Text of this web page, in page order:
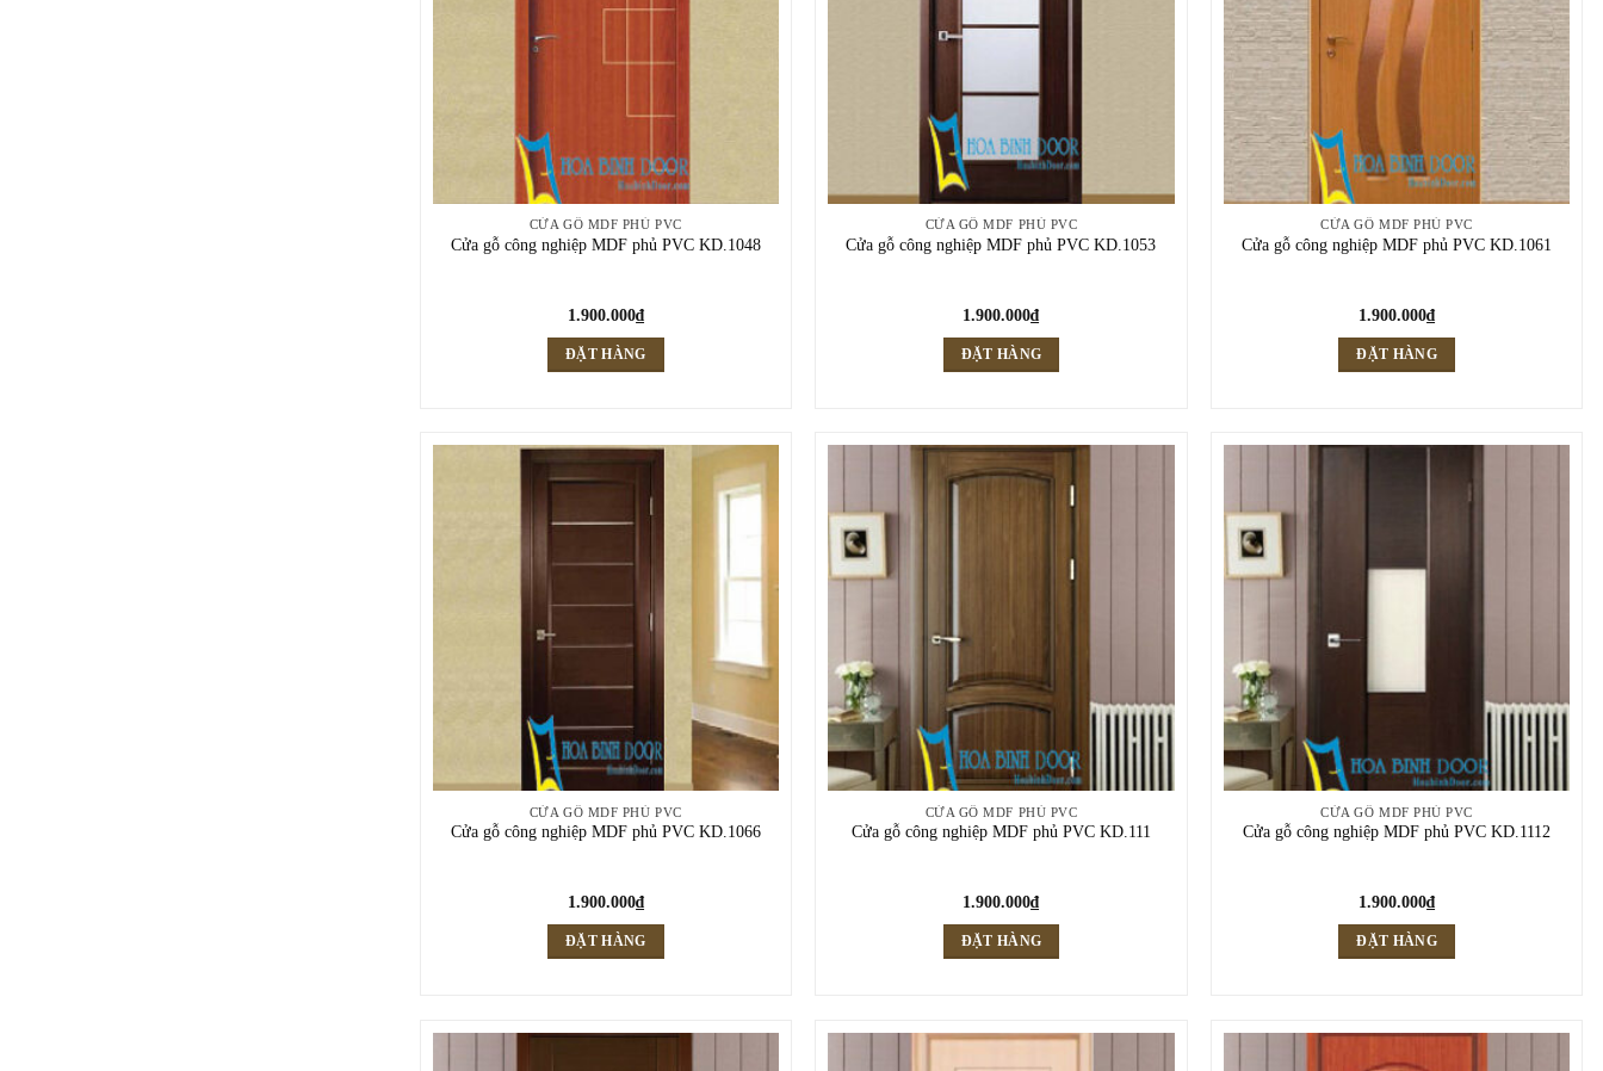
CỬA GỖ MDF PHỦ PVC
Cửa gỗ công nghiệp MDF phủ PVC KD.1048
1.900.000₫
ĐẶT HÀNG
CỬA GỖ MDF PHỦ PVC
Cửa gỗ công nghiệp MDF phủ PVC KD.1053
1.900.000₫
ĐẶT HÀNG
CỬA GỖ MDF PHỦ PVC
Cửa gỗ công nghiệp MDF phủ PVC KD.1061
1.900.000₫
ĐẶT HÀNG
CỬA GỖ MDF PHỦ PVC
Cửa gỗ công nghiệp MDF phủ PVC KD.1066
1.900.000₫
ĐẶT HÀNG
CỬA GỖ MDF PHỦ PVC
Cửa gỗ công nghiệp MDF phủ PVC KD.111
1.900.000₫
ĐẶT HÀNG
CỬA GỖ MDF PHỦ PVC
Cửa gỗ công nghiệp MDF phủ PVC KD.1112
1.900.000₫
ĐẶT HÀNG